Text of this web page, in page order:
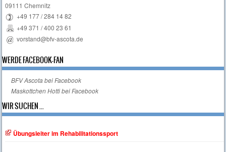
09111 Chemnitz
+49 177 / 284 14 82
+49 371 / 400 23 61
vorstand@bfv-ascota.de
WERDE FACEBOOK-FAN
BFV Ascota bei Facebook
Maskottchen Hotti bei Facebook
WIR SUCHEN ...
Übungsleiter im Rehabilitationssport